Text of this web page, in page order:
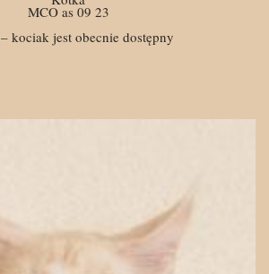
MCO as 09 23
– kociak jest obecnie dostępny